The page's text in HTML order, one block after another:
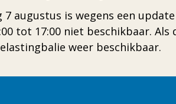
7 augustus is wegens een
tot 17:00 niet beschikbaar. Als
weer beschikbaar.